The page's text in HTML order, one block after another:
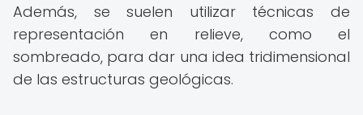
Además, se suelen utilizar técnicas de
representación en relieve, como el
sombreado, para dar una idea tridimensional
de las estructuras geológicas.